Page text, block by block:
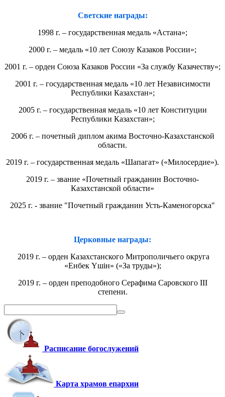
Светские награды:
1998 г. – государственная медаль «Астана»;
2000 г. – медаль «10 лет Союзу Казаков России»;
2001 г. – орден Союза Казаков России «За службу Казачеству»;
2001 г. – государственная медаль «10 лет Независимости
Республики Казахстан»;
2005 г. – государственная медаль «10 лет Конституции
Республики Казахстан»;
2006 г. – почетный диплом акима Восточно-Казахстанской
области.
2019 г. – государственная медаль «Шапагат» («Милосердие»).
2019 г. – звание «Почетный гражданин Восточно-
Казахстанской области»
2025 г. - звание "Почетный гражданин Усть-Каменогорска"
Церковные награды:
2019 г. – орден Казахстанского Митрополичьего округа
«Енбек Yшiн» («За труды»);
2019 г. – орден преподобного Серафима Саровского III
степени.
Расписание богослужений
Карта храмов епархии